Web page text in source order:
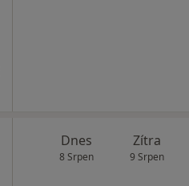
Dnes
8 Srpen
Zítra
9 Srpen